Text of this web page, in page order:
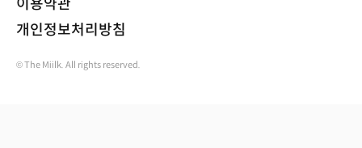
이용약관
개인정보처리방침
© The Miilk. All rights reserved.